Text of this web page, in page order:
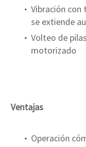
Vibración con
se extiende
Volteo de
motorizado
Ventajas
Operación